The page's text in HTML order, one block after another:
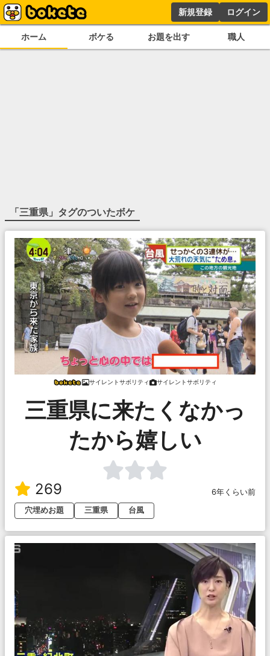
新規登録 ログイン
ホーム ボケる お題を出す 職人
「三重県 」タグのついたボケ
サイレントサボリティ サイレントサボリティ
三重県に来たくなかっ
たから嬉しい
269
6年くらい前
穴埋めお題
三重県 台風